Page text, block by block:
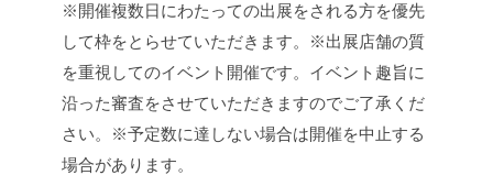
※開催複数日にわたっての出展をされる方を優先
して枠をとらせていただきます。
※出展店舗の質
を重視してのイベント開催です。イベント趣旨に
沿った審査をさせていただきますのでご了承くだ
さい。
※予定数に達しない場合は開催を中止する
場合があります。